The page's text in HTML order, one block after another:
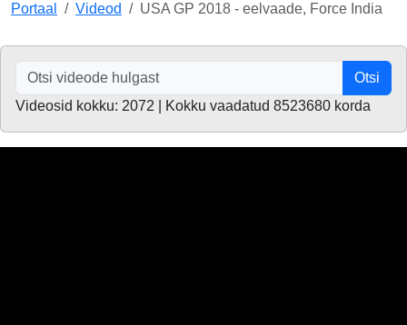
Portaal Videod USA GP 2018 - eelvaade, Force India
Otsi
Videosid kokku: 2072 | Kokku vaadatud 8523680 korda